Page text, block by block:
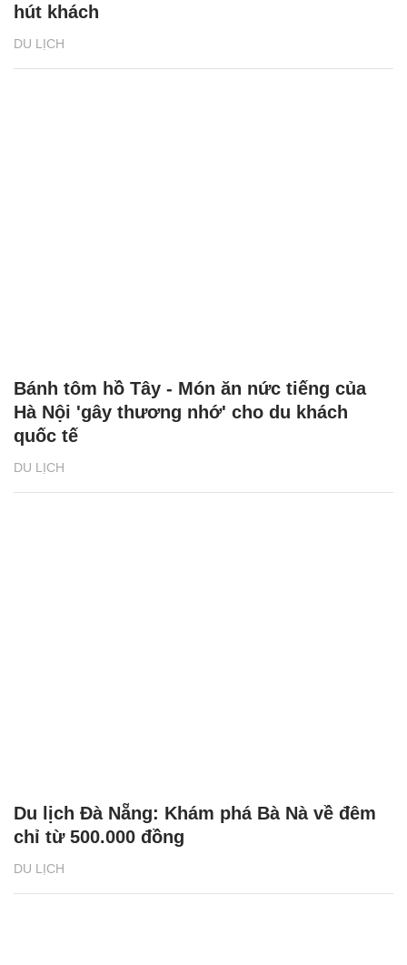
DU LỊCH
hút khách
DU LỊCH
Bánh tôm hồ Tây - Món ăn nức tiếng của
Hà Nội 'gây thương nhớ' cho du khách
quốc tế
DU LỊCH
Du lịch Đà Nẵng: Khám phá Bà Nà về đêm
chỉ từ 500.000 đồng